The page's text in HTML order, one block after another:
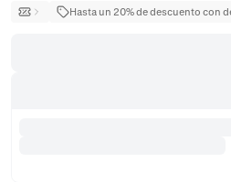
Hasta un 20% de descuento con